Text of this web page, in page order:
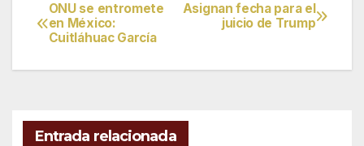
Navegación
de
Asignan fecha para el
juicio de Trump
ONU se entromete
en México:
Cuitláhuac García
Entrada relacionada